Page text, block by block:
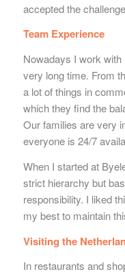
accepted the
Team Experience
Nowadays I work
very long time. From
a lot of things in
which they find the
Our families are very
everyone is 24/7
When I started at
strict hierarchy but
responsibility. I liked
my best to maintain
Visiting the
In restaurants and